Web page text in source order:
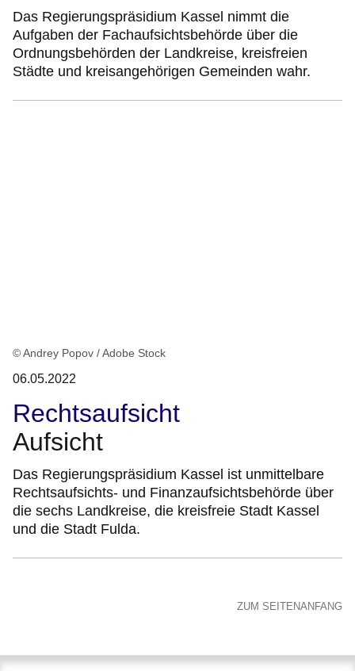
Das Regierungspräsidium Kassel nimmt die
Aufgaben der Fachaufsichtsbehörde über die
Ordnungsbehörden der Landkreise, kreisfreien
Städte und kreisangehörigen Gemeinden wahr.
© Andrey Popov / Adobe Stock
06.05.2022
Rechtsaufsicht
Aufsicht
Das Regierungspräsidium Kassel ist unmittelbare
Rechtsaufsichts- und Finanzaufsichtsbehörde über
die sechs Landkreise, die kreisfreie Stadt Kassel
und die Stadt Fulda.
ZUM SEITENANFANG